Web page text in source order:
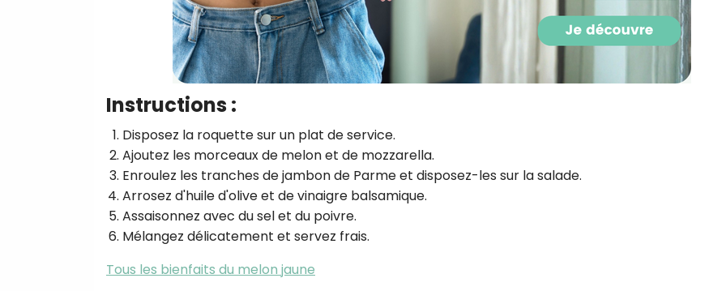
Instructions :
Disposez la roquette sur un plat de service.
Ajoutez les morceaux de melon et de mozzarella.
Enroulez les tranches de jambon de Parme et disposez-les sur la salade.
Arrosez d'huile d'olive et de vinaigre balsamique.
Assaisonnez avec du sel et du poivre.
Mélangez délicatement et servez frais.
Tous les bienfaits du melon jaune